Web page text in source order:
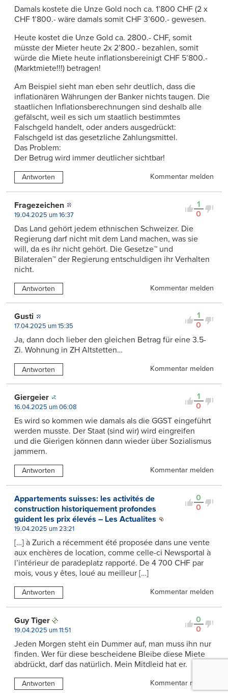
Damals kostete die Unze Gold noch ca. 1’800 CHF (2 x
CHF 1’800.- wäre damals somit CHF 3’600.- gewesen.
Heute kostet die Unze Gold ca. 2800.- CHF, somit
müsste der Mieter heute 2x 2’800.- bezahlen, somit
würde die Miete heute inflationsbereinigt CHF 5’800.-
(Marktmiete!!!) betragen!
Am Beispiel sieht man eben sehr deutlich, dass die
inflationären Währungen der Banker nichts taugen. Die
staatlichen Inflationsberechnungen sind deshalb alle
gefälscht, weil es sich um staatlich bestimmtes
Falschgeld handelt, oder anders ausgedrückt:
Falschgeld ist das gesetzliche Zahlungsmittel.
Das Problem:
Der Betrug wird immer deutlicher sichtbar!
Antworten Kommentar melden
1
0
Fragezeichen
19.04.2025 um 16:37
Das Land gehört jedem ethnischen Schweizer. Die
Regierung darf nicht mit dem Land machen, was sie
will, da es ihr nicht gehört. Die Gesetze™ und
Bilateralen™ der Regierung entschuldigen ihr Verhalten
nicht.
Antworten Kommentar melden
1
0
Gusti
17.04.2025 um 15:35
Ja, dann doch lieber den gleichen Betrag für eine 3.5-
Zi. Wohnung in ZH Altstetten…
Antworten Kommentar melden
1
0
Giergeier
16.04.2025 um 06:08
Es wird so kommen wie damals als die GGST eingeführt
werden musste. Der Staat (sind wir) wird eingreifen
und die Gierigen können dann wieder über Sozialismus
jammern.
Antworten Kommentar melden
0
0
Appartements suisses: les activités de
construction historiquement profondes
guident les prix élevés – Les Actualites
19.04.2025 um 23:21
[…] à Zurich a récemment été proposée dans une vente
aux enchères de location, comme celle-ci Newsportal à
l’intérieur de paradeplatz rapporté. De 4 700 CHF par
mois, vous y êtes, loué au meilleur […]
Antworten Kommentar melden
0
0
Guy Tiger
19.04.2025 um 11:51
Jeden Morgen steht ein Dummer auf, man muss ihn nur
finden. Wer für diese bescheidene Bleibe diese Miete
abdrückt, darf das natürlich. Mein Mitdleid hat er.
Antworten Kommentar melden